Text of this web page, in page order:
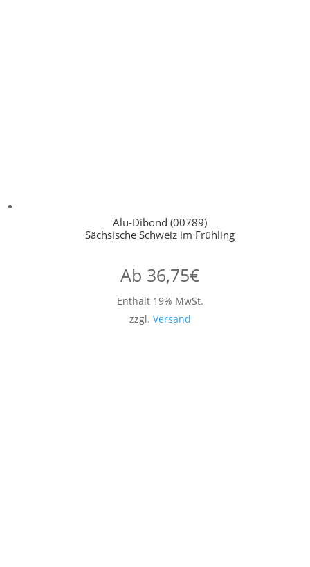
Alu-Dibond (00789)
Sächsische Schweiz im Frühling
Ab 36,75€
Enthält 19% MwSt.
zzgl. Versand